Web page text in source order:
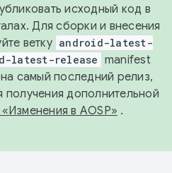
исходный код в
Для сборки и внесения
ветку android-latest-
latest-release manifest
самый последний релиз,
получения дополнительной
в AOSP» .